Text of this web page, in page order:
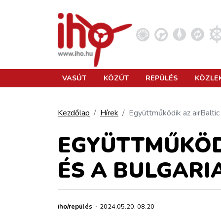
KÖZLEKEDÉSFEJLESZTÉS
ELLÁTÁSI LÁNC
VASÚT KÖZÚT REPÜLÉS
Kezdőlap Hírek Együttműködik az
ÉS A
iho/repülés · 2024.05.20. 08:20